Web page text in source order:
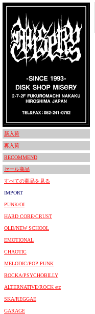
新入荷
再入荷
RECOMMEND
セール商品
すべての商品を見る
IMPORT
PUNK/OI
HARD CORE/CRUST
OLD/NEW SCHOOL
EMOTIONAL
CHAOTIC
MELODIC/POP PUNK
ROCKA/PSYCHOBILLY
ALTERNATIVE/ROCK etc
SKA/REGGAE
GARAGE